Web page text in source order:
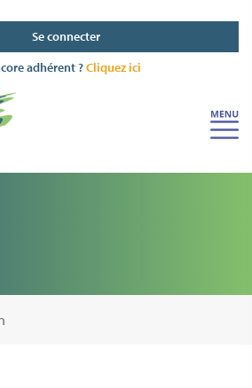
Se connecter
adhérent ?Cliquez ici